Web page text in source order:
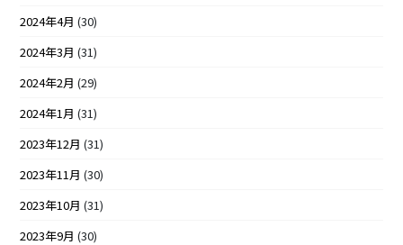
2024年4月 (30)
2024年3月 (31)
2024年2月 (29)
2024年1月 (31)
2023年12月 (31)
2023年11月 (30)
2023年10月 (31)
2023年9月 (30)